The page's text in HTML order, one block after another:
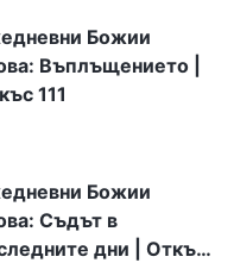
Божии
Въплъщението |
111
Божии
Съдът в
дни | Откъс